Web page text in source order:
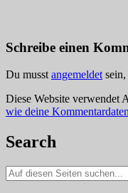
Schreibe einen
Du musst angemeldet
Diese Website verwendet
wie deine
Search
Suche
nach: